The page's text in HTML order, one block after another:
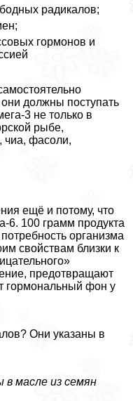
радикалов;
гормонов и
должны поступать
3 не только в
рыбе,
чиа, фасоли,
ещё и потому, что
6. 100 грамм продукта
организма
свойствам близки к
предотвращают
гормональный фон у
Они указаны в
масле из семян